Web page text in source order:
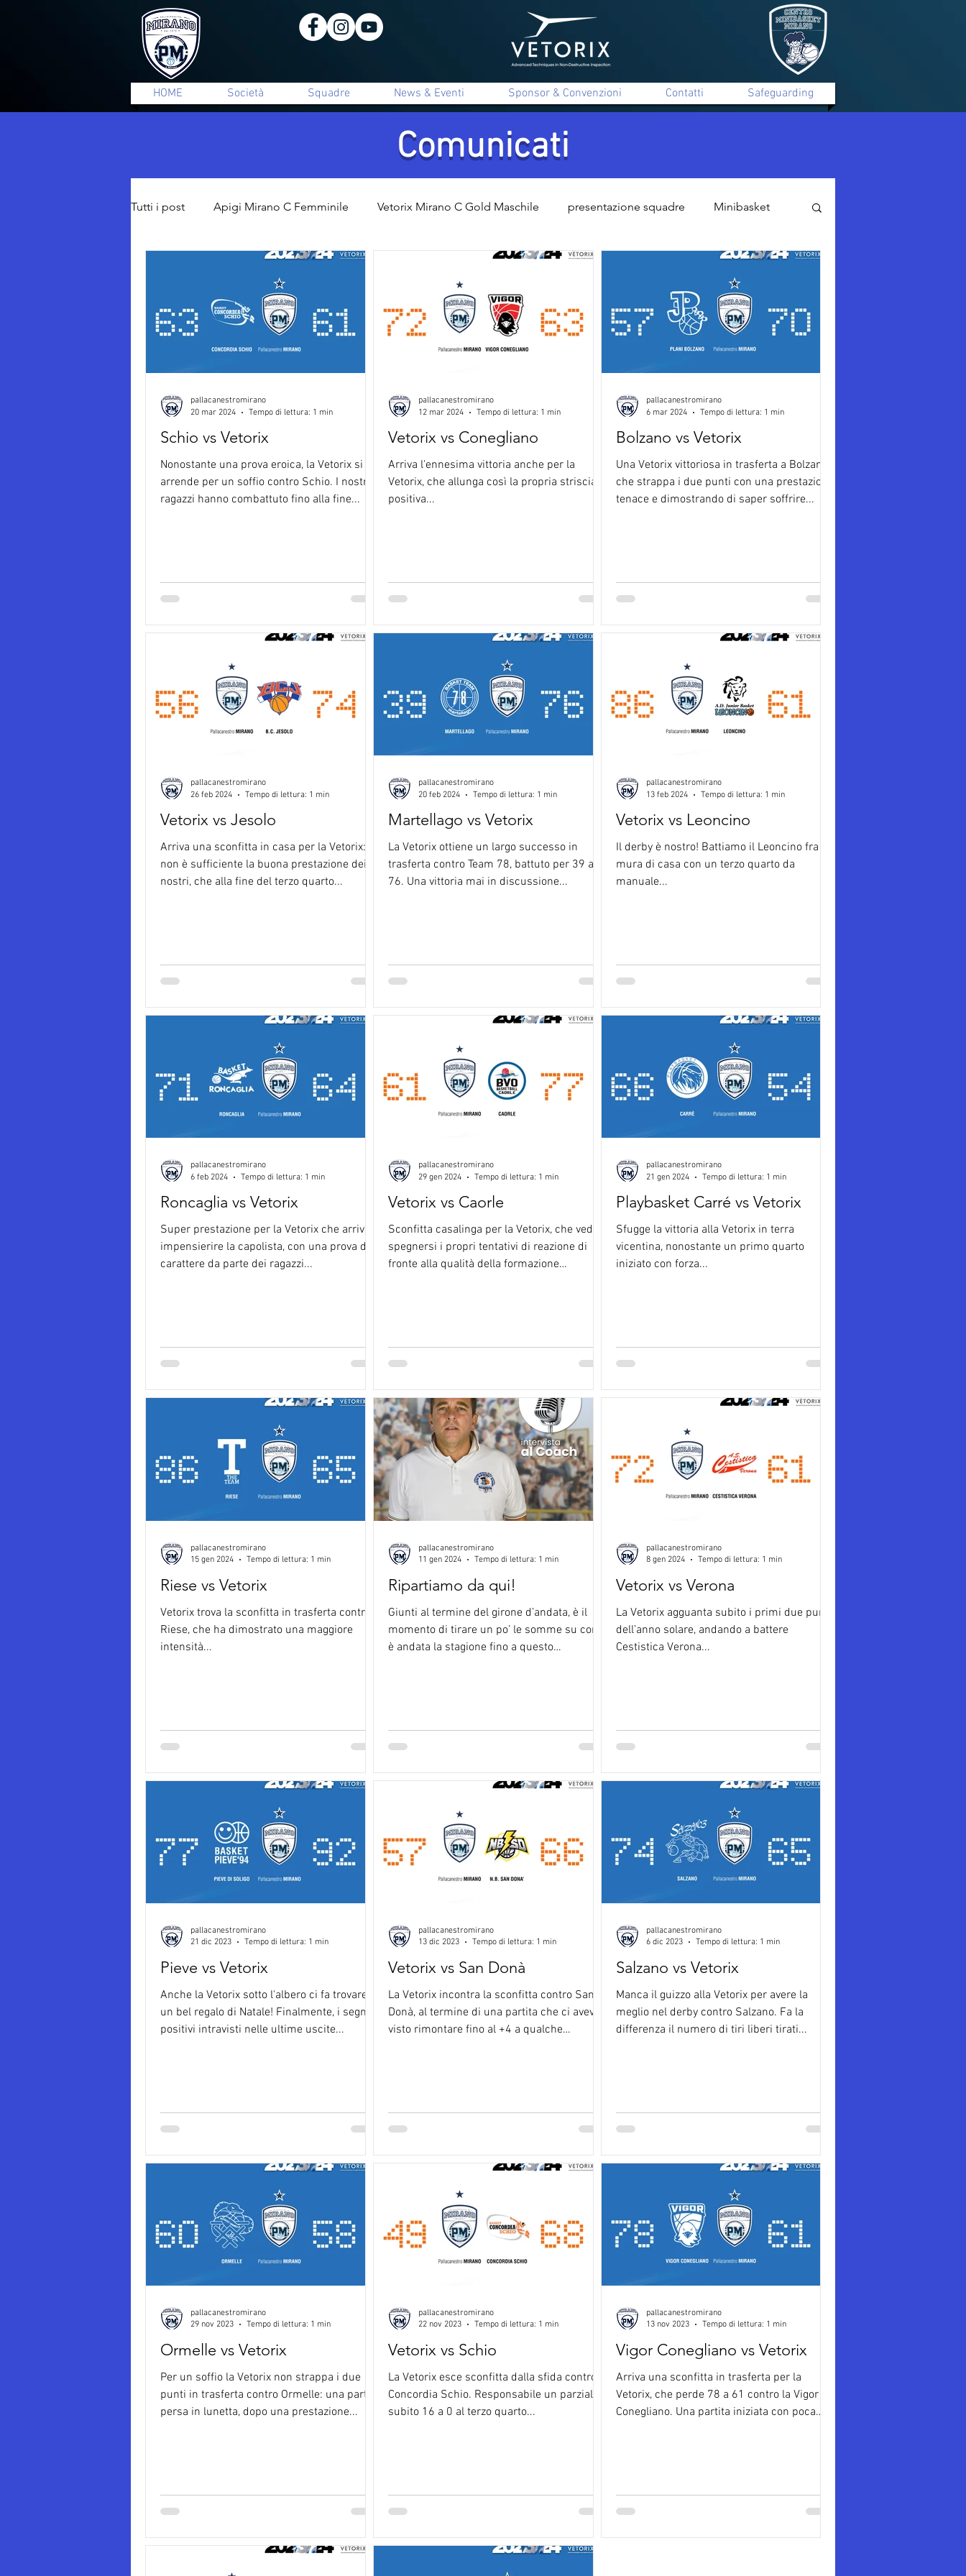
HOME Società Squadre News & Eventi Sponsor & Convenzioni Contatti Safeguarding
Comunicati
Tutti i post Apigi Mirano C Femminile Vetorix Mirano C Gold Maschile presentazione squadre Minibasket
presentazione staff tecnico Vetorix Mirano C Silver Maschile
Comunicati Stampa Vetorix Mirano C Unica Maschile Apigi Mirano B Femminile
Schio vs Vetorix
Nonostante una prova eroica, la Vetorix si
arrende per un soffio contro Schio. I nostri
ragazzi hanno combattuto fino alla fine...
pallacanestromirano
20 mar 2024
Tempo di lettura: 1 min
Vetorix vs Conegliano
Arriva l'ennesima vittoria anche per la
Vetorix, che allunga così la propria striscia
positiva...
pallacanestromirano
12 mar 2024
Tempo di lettura: 1 min
Bolzano vs Vetorix
Una Vetorix vittoriosa in trasferta a Bolzano,
che strappa i due punti con una prestazione
tenace e dimostrando di saper soffrire...
pallacanestromirano
6 mar 2024
Tempo di lettura: 1 min
Vetorix vs Jesolo
Arriva una sconfitta in casa per la Vetorix:
non è sufficiente la buona prestazione dei
nostri, che alla fine del terzo quarto...
pallacanestromirano
26 feb 2024
Tempo di lettura: 1 min
Martellago vs Vetorix
La Vetorix ottiene un largo successo in
trasferta contro Team 78, battuto per 39 a
76. Una vittoria mai in discussione...
pallacanestromirano
20 feb 2024
Tempo di lettura: 1 min
Vetorix vs Leoncino
Il derby è nostro! Battiamo il Leoncino fra le
mura di casa con un terzo quarto da
manuale...
pallacanestromirano
13 feb 2024
Tempo di lettura: 1 min
Roncaglia vs Vetorix
Super prestazione per la Vetorix che arriva a
impensierire la capolista, con una prova di
carattere da parte dei ragazzi...
pallacanestromirano
6 feb 2024
Tempo di lettura: 1 min
Vetorix vs Caorle
Sconfitta casalinga per la Vetorix, che vede
spegnersi i propri tentativi di reazione di
fronte alla qualità della formazione
pallacanestromirano
29 gen 2024
Tempo di lettura: 1 min
Playbasket Carré vs Vetorix
Sfugge la vittoria alla Vetorix in terra
vicentina, nonostante un primo quarto
iniziato con forza...
pallacanestromirano
21 gen 2024
Tempo di lettura: 1 min
Riese vs Vetorix
Vetorix trova la sconfitta in trasferta contro
Riese, che ha dimostrato una maggiore
intensità...
pallacanestromirano
15 gen 2024
Tempo di lettura: 1 min
Ripartiamo da qui!
Giunti al termine del girone d’andata, è il
momento di tirare un po’ le somme su come
è andata la stagione fino a questo
pallacanestromirano
11 gen 2024
Tempo di lettura: 1 min
Vetorix vs Verona
La Vetorix agguanta subito i primi due punti
dell’anno solare, andando a battere
Cestistica Verona...
pallacanestromirano
8 gen 2024
Tempo di lettura: 1 min
Pieve vs Vetorix
Anche la Vetorix sotto l'albero ci fa trovare
un bel regalo di Natale! Finalmente, i segnali
positivi intravisti nelle ultime uscite...
pallacanestromirano
21 dic 2023
Tempo di lettura: 1 min
Vetorix vs San Donà
La Vetorix incontra la sconfitta contro San
Donà, al termine di una partita che ci aveva
visto rimontare fino al +4 a qualche
pallacanestromirano
13 dic 2023
Tempo di lettura: 1 min
Salzano vs Vetorix
Manca il guizzo alla Vetorix per avere la
meglio nel derby contro Salzano. Fa la
differenza il numero di tiri liberi tirati...
pallacanestromirano
6 dic 2023
Tempo di lettura: 1 min
Ormelle vs Vetorix
Per un soffio la Vetorix non strappa i due
punti in trasferta contro Ormelle: una partita
persa in lunetta, dopo una prestazione...
pallacanestromirano
29 nov 2023
Tempo di lettura: 1 min
Vetorix vs Schio
La Vetorix esce sconfitta dalla sfida contro
Concordia Schio. Responsabile un parziale
subito 16 a 0 al terzo quarto...
pallacanestromirano
22 nov 2023
Tempo di lettura: 1 min
Vigor Conegliano vs Vetorix
Arriva una sconfitta in trasferta per la
Vetorix, che perde 78 a 61 contro la Vigor
Conegliano. Una partita iniziata con poca
pallacanestromirano
13 nov 2023
Tempo di lettura: 1 min